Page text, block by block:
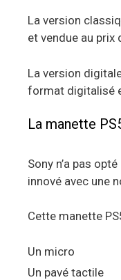
La version
et vendue au prix
La version
format digitalisé
La manette
Sony n’a pas
innové avec une
Cette manette
Un micro
Un pavé tactile